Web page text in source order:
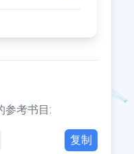
参考书目:
复制